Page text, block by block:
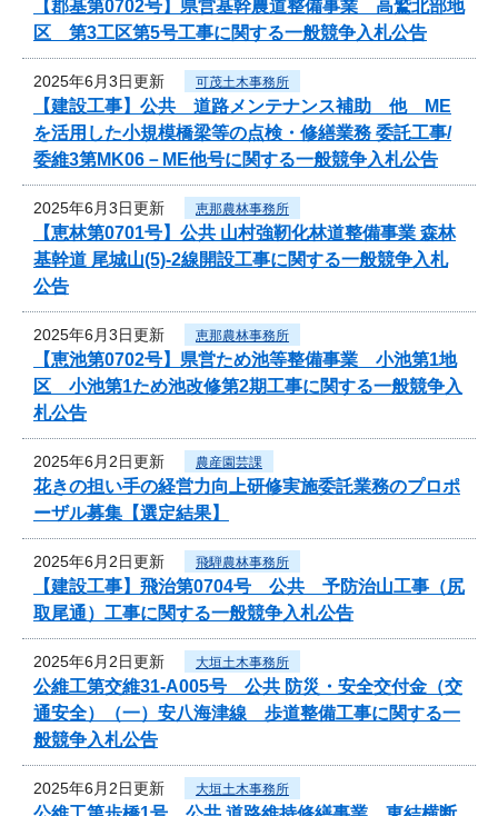
【郡基第0702号】県営基幹農道整備事業 高鷲北部地
区 第3工区第5号工事に関する一般競争入札公告
2025年6月3日更新 可茂土木事務所
【建設工事】公共 道路メンテナンス補助 他 ME
を活用した小規模橋梁等の点検・修繕業務 委託工事/
委維3第MK06－ME他号に関する一般競争入札公告
2025年6月3日更新 恵那農林事務所
【恵林第0701号】公共 山村強靭化林道整備事業 森林
基幹道 尾城山(5)-2線開設工事に関する一般競争入札
公告
2025年6月3日更新 恵那農林事務所
【恵池第0702号】県営ため池等整備事業 小池第1地
区 小池第1ため池改修第2期工事に関する一般競争入
札公告
2025年6月2日更新 農産園芸課
花きの担い手の経営力向上研修実施委託業務のプロポ
ーザル募集【選定結果】
2025年6月2日更新 飛騨農林事務所
【建設工事】飛治第0704号 公共 予防治山工事（尻
取尾通）工事に関する一般競争入札公告
2025年6月2日更新 大垣土木事務所
公維工第交維31-A005号 公共 防災・安全交付金（交
通安全）（一）安八海津線 歩道整備工事に関する一
般競争入札公告
2025年6月2日更新 大垣土木事務所